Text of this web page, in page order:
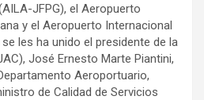
JFPG), el Aeropuerto
y el Aeropuerto Internacional
les ha unido el presidente de la
José Ernesto Marte Piantini,
Aeroportuario,
de Calidad de Servicios